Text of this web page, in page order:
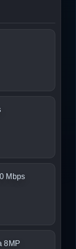
Mbps
8MP